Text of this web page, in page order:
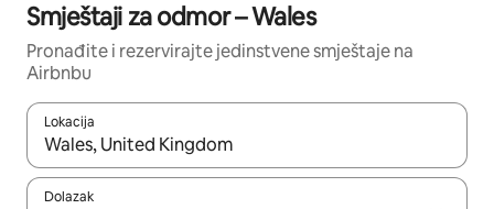
Smještaji za odmor – Wales
Pronađite i rezervirajte jedinstvene smještaje na
Airbnbu
Lokacija
Kada budu dostupni rezultati, moći ćete ih pregledati
Dolazak